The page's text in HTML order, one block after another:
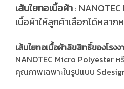
เส้นใยทอเนื้อผ้า:
เนื้อผ้าให้ลูกค้าเลือกได้หลา
เส้นใยทอเนื้อผ้าลิขสิทธิ์ของโรงง
NANOTEC Micro Polyester ห
คุณภาพเฉพาะในรูปแบบ